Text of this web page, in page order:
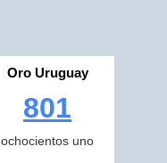
Oro Uruguay
801
ochocientos uno